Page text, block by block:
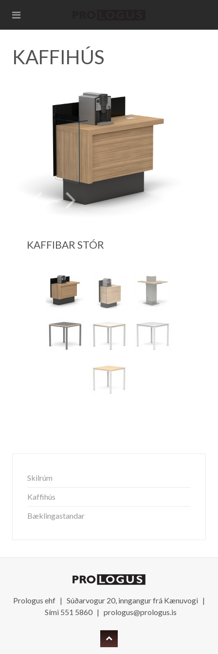
KAFFIHÚS
KAFFIBAR STÓR
Skilrúm
Kaffihús
Bæklingastandar
Prologus ehf | Súðarvogur 20, inngangur frá Kænuvogi |
Sími 551 5860 | prologus@prologus.is